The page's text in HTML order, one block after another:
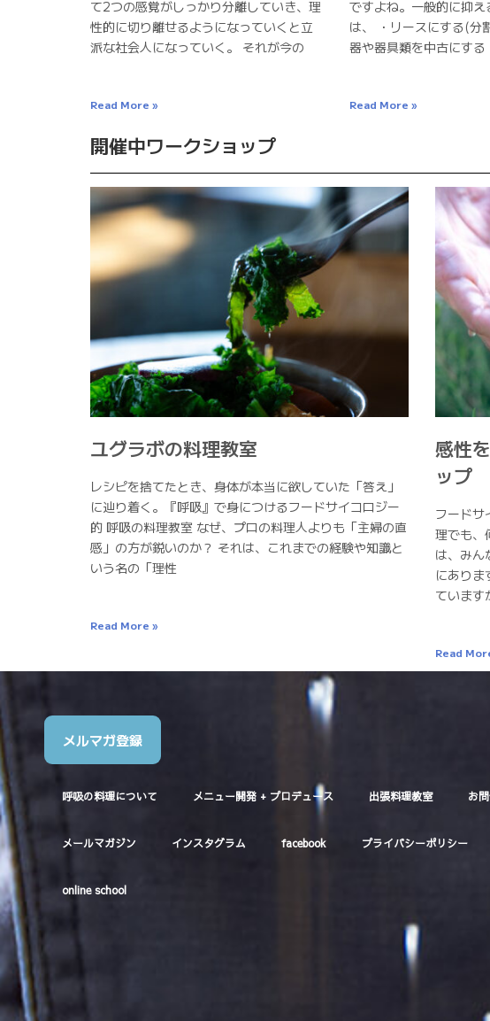
て2つの感覚がしっかり分離していき、理
性的に切り離せるようになっていくと立
派な社会人になっていく。 それが今の
Read More »
ですよね。一般的に抑え
は、 ・リースにする(分
器や器具類を中古にする
Read More »
開催中ワークショップ
ユグラボの料理教室
レシピを捨てたとき、身体が本当に欲していた「答え」
に辿り着く。『呼吸』で身につけるフードサイコロジー
的 呼吸の料理教室 なぜ、プロの料理人よりも「主婦の直
感」の方が鋭いのか？ それは、これまでの経験や知識と
いう名の「理性
Read More »
感性
ップ
フードサ
理でも、
は、みん
にありま
ています
Read
メルマガ登録
呼吸の料理について メニュー開発 + プロデュース 出張料理教室 お
メールマガジン インスタグラム facebook プライバシーポリシー
online school